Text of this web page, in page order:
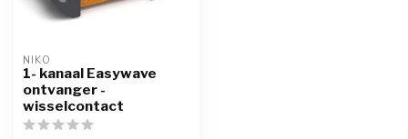
NIKO
1- kanaal Easywave
ontvanger -
wisselcontact